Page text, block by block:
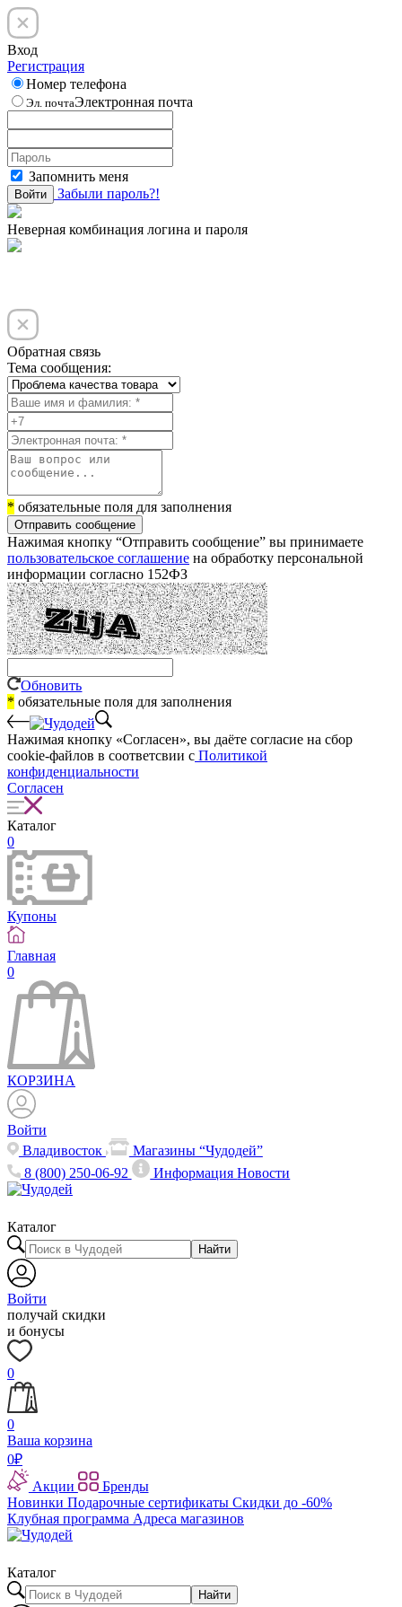
Вход
Регистрация
Номер телефона
Эл. почтаЭлектронная почта
Запомнить меня
Войти Забыли пароль?!
Неверная комбинация логина и пароля
Обратная связь
Тема сообщения:
* обязательные поля для заполнения
Отправить сообщение
Нажимая кнопку “Отправить сообщение” вы принимаете
пользовательское соглашение на обработку персональной
информации согласно 152ФЗ
Обновить
* обязательные поля для заполнения
Нажимая кнопку «Согласен», вы даёте cогласие на сбор
cookie-файлов в соответсвии с Политикой
конфиденциальности
Согласен
Каталог
0
Купоны
Главная
0
КОРЗИНА
Войти
Владивосток
Магазины “Чудодей”
8 (800) 250-06-92
ИнформацияНовости
Каталог
Найти
Войти
получай скидки
и бонусы
0
0
Ваша корзина
0₽
Акции
Бренды
Новинки Подарочные сертификаты Скидки до -60%
Клубная программа Адреса магазинов
Каталог
Найти